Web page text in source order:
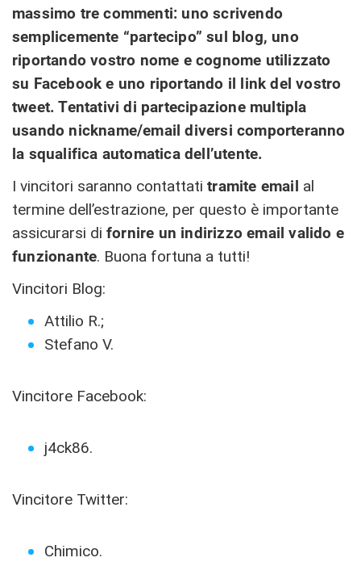
massimo tre commenti: uno scrivendo
semplicemente “partecipo” sul blog, uno
riportando vostro nome e cognome utilizzato
su Facebook e uno riportando il link del vostro
tweet. Tentativi di partecipazione multipla
usando nickname/email diversi comporteranno
la squalifica automatica dell’utente.
I vincitori saranno contattati tramite email al
termine dell’estrazione, per questo è importante
assicurarsi di fornire un indirizzo email valido e
funzionante. Buona fortuna a tutti!
Vincitori Blog:
Attilio R.;
Stefano V.
Vincitore Facebook:
j4ck86.
Vincitore Twitter:
Chimico.